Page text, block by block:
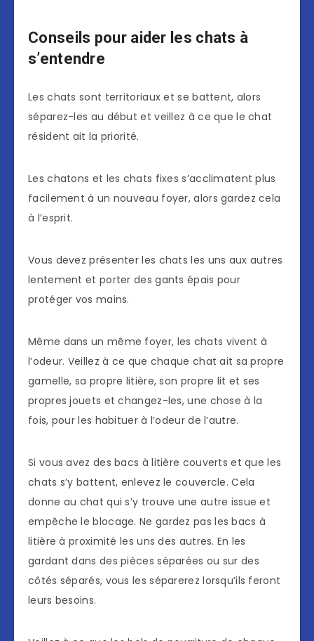
Conseils pour aider les chats à
s’entendre
Les chats sont territoriaux et se battent, alors
séparez-les au début et veillez à ce que le chat
résident ait la priorité.
Les chatons et les chats fixes s’acclimatent plus
facilement à un nouveau foyer, alors gardez cela
à l’esprit.
Vous devez présenter les chats les uns aux autres
lentement et porter des gants épais pour
protéger vos mains.
Même dans un même foyer, les chats vivent à
l’odeur. Veillez à ce que chaque chat ait sa propre
gamelle, sa propre litière, son propre lit et ses
propres jouets et changez-les, une chose à la
fois, pour les habituer à l’odeur de l’autre.
Si vous avez des bacs à litière couverts et que les
chats s’y battent, enlevez le couvercle. Cela
donne au chat qui s’y trouve une autre issue et
empêche le blocage. Ne gardez pas les bacs à
litière à proximité les uns des autres. En les
gardant dans des pièces séparées ou sur des
côtés séparés, vous les séparerez lorsqu’ils feront
leurs besoins.